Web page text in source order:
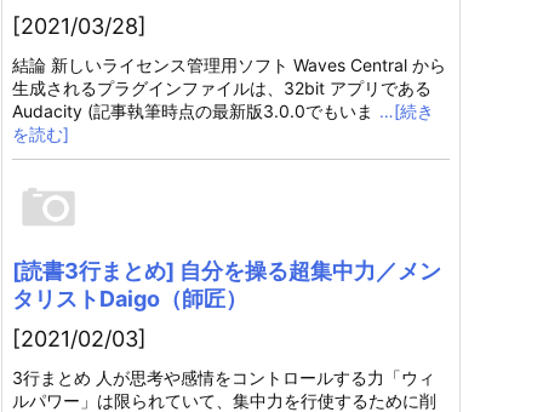
[2021/03/28]
結論 新しいライセンス管理用ソフト Waves Central から
生成されるプラグインファイルは、32bit アプリである
Audacity (記事執筆時点の最新版3.0.0でもいま …[続き
を読む]
[読書3行まとめ] 自分を操る超集中力／メン
タリストDaigo（師匠）
[2021/02/03]
3行まとめ 人が思考や感情をコントロールする力「ウィ
ルパワー」は限られていて、集中力を行使するために削